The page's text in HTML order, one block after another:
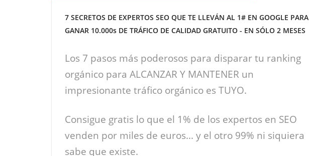
7 SECRETOS DE EXPERTOS SEO QUE TE LLEVÁN AL 1# EN GOOGLE PARA
GANAR 10.000s DE TRÁFICO DE CALIDAD GRATUITO - EN SÓLO 2 MESES
Los 7 pasos más poderosos para disparar tu ranking
orgánico para ALCANZAR Y MANTENER un
impresionante tráfico orgánico es TUYO.
Consigue gratis lo que el 1% de los expertos en SEO
venden por miles de euros... y el otro 99% ni siquiera
sabe que existe.